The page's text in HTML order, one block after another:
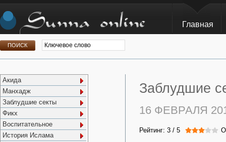
Главная
Акида
Манхадж
Заблудшие секты
Фикх
Воспитательное
История Ислама
Заблудшие
16 ФЕВРАЛЯ
Рейтинг: 3 / 5